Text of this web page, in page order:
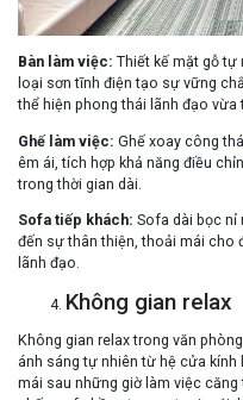
Bàn làm việc: Thiết kế mặt gỗ tự
loại sơn tĩnh điện tạo sự vững
thể hiện phong thái lãnh đạo
Ghế làm việc: Ghế xoay công
êm ái, tích hợp khả năng điều
trong thời gian dài.
Sofa tiếp khách: Sofa dài bọc nỉ
đến sự thân thiện, thoải mái cho
lãnh đạo.
Không gian relax
Không gian relax trong văn
ánh sáng tự nhiên từ hệ cửa
mái sau những giờ làm việc